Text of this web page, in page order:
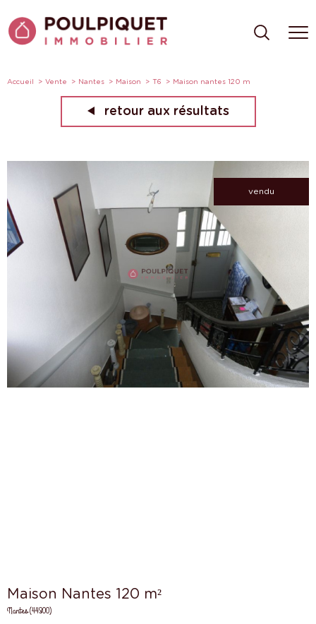
Accueil Vente Nantes Maison T6 Maison nantes 120 m
retour aux résultats
vendu
Maison Nantes 120 m²
Nantes (44300)